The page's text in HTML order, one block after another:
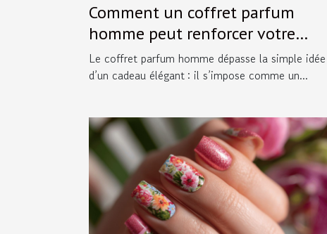
Comment un coffret parfum
homme peut renforcer votre
image ?
Le coffret parfum homme dépasse la simple idée
d’un cadeau élégant : il s’impose comme un...